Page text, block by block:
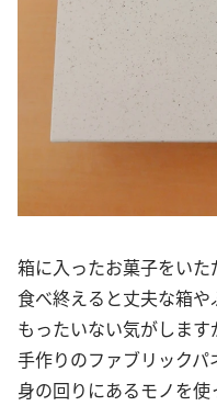
箱に入ったお菓子をい
食べ終えると丈夫な箱
もったいない気がします
手作りのファブリックパ
身の回りにあるモノを使